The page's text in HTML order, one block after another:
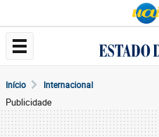
Início Internacional
Publicidade